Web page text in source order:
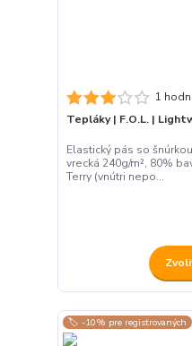
1
Tepláky | F.O.L. |
Elastický pás so
vrecká 240g/m², 80%
Terry (vnútri nepo...
🏷️ -10% pre registrovaných